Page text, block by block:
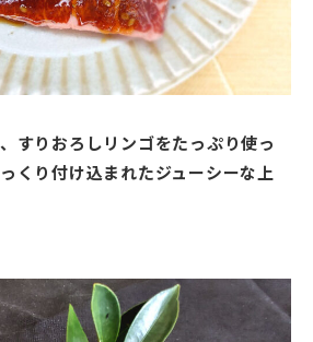
すりおろしリンゴをたっぷり使っ
くり付け込まれたジューシーな上